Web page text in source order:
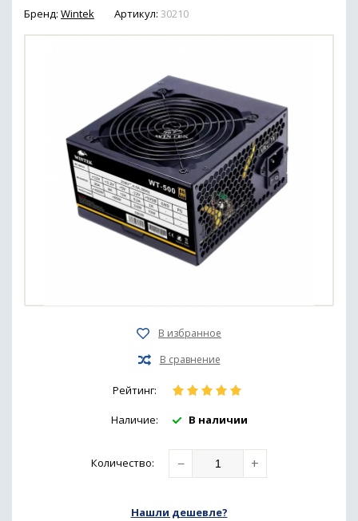
Бренд: Wintek Артикул: 30210
Рейтинг:
Наличие: В наличии
Количество: − +
Нашли дешевле?